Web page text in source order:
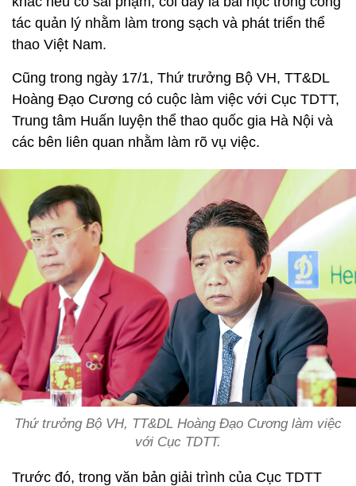
tác quản lý nhằm làm trong sạch và phát triển thể
thao Việt Nam.
Cũng trong ngày 17/1, Thứ trưởng Bộ VH, TT&DL
Hoàng Đạo Cương có cuộc làm việc với Cục TDTT,
Trung tâm Huấn luyện thể thao quốc gia Hà Nội và
các bên liên quan nhằm làm rõ vụ việc.
Thứ trưởng Bộ VH, TT&DL Hoàng Đạo Cương làm việc
với Cục TDTT.
Trước đó, trong văn bản giải trình của Cục TDTT